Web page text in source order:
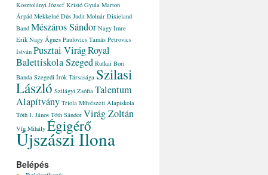
Kosztolányi József Kristó Gyula Marton
Árpád Mekkelné Dús Judit Molnár Dixieland
Band Mészáros Sándor Nagy Imre
Erik Nagy Ágnes Paulovics Tamás Petrovics
István Pusztai VirágRoyal
Balettiskola Szeged Rutkai Bori
Banda Szegedi Írók Társasága Szilasi
László Szilágyi Zsófia Talentum
Alapítvány Triola Művészeti Alapiskola
Tóth I. János Tóth Sándor Virág Zoltán
Víg Mihály Égigérő
Újszászi Ilona
Belépés